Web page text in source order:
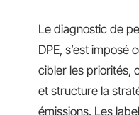
Le diagnostic de
DPE, s’est imposé
cibler les priorités,
et structure la
émissions. Les